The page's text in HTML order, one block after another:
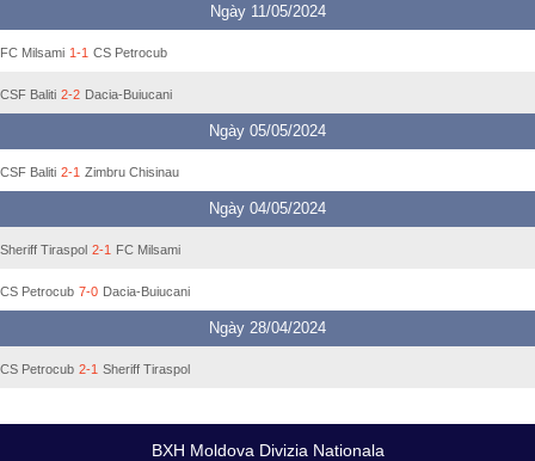
Ngày 11/05/2024
FC Milsami 1-1 CS Petrocub
CSF Baliti 2-2 Dacia-Buiucani
Ngày 05/05/2024
CSF Baliti 2-1 Zimbru Chisinau
Ngày 04/05/2024
Sheriff Tiraspol 2-1 FC Milsami
CS Petrocub 7-0 Dacia-Buiucani
Ngày 28/04/2024
CS Petrocub 2-1 Sheriff Tiraspol
BXH Moldova Divizia Nationala